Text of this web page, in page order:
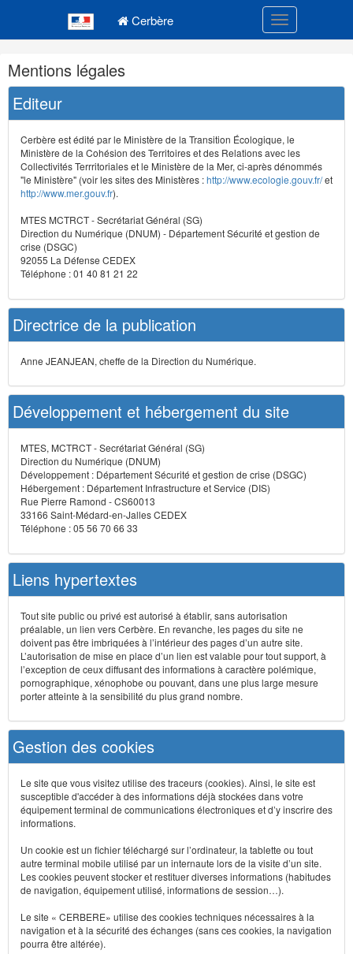
Cerbère Toggle
Navigation
et
outils
annexes
Mentions légales
Editeur
Cerbère est édité par le Ministère de la Transition Écologique, le
Ministère de la Cohésion des Territoires et des Relations avec les
Collectivités Terrritoriales et le Ministère de la Mer, ci-après dénommés
"le Ministère" (voir les sites des Ministères :http://www.ecologie.gouv.fr/et
http://www.mer.gouv.fr).
MTES MCTRCT - Secrétariat Général (SG)
Direction du Numérique (DNUM) - Département Sécurité et gestion de
crise (DSGC)
92055 La Défense CEDEX
Téléphone : 01 40 81 21 22
Directrice de la publication
Anne JEANJEAN, cheffe de la Direction du Numérique.
Développement et hébergement du site
MTES, MCTRCT - Secrétariat Général (SG)
Direction du Numérique (DNUM)
Développement : Département Sécurité et gestion de crise (DSGC)
Hébergement : Département Infrastructure et Service (DIS)
Rue Pierre Ramond - CS60013
33166 Saint-Médard-en-Jalles CEDEX
Téléphone : 05 56 70 66 33
Liens hypertextes
Tout site public ou privé est autorisé à établir, sans autorisation
préalable, un lien vers Cerbère. En revanche, les pages du site ne
doivent pas être imbriquées à l’intérieur des pages d’un autre site.
L’autorisation de mise en place d’un lien est valable pour tout support, à
l’exception de ceux diffusant des informations à caractère polémique,
pornographique, xénophobe ou pouvant, dans une plus large mesure
porter atteinte à la sensibilité du plus grand nombre.
Gestion des cookies
Le site que vous visitez utilise des traceurs (cookies). Ainsi, le site est
susceptible d'accéder à des informations déjà stockées dans votre
équipement terminal de communications électroniques et d’y inscrire des
informations.
Un cookie est un fichier téléchargé sur l’ordinateur, la tablette ou tout
autre terminal mobile utilisé par un internaute lors de la visite d’un site.
Les cookies peuvent stocker et restituer diverses informations (habitudes
de navigation, équipement utilisé, informations de session…).
Le site « CERBERE» utilise des cookies techniques nécessaires à la
navigation et à la sécurité des échanges (sans ces cookies, la navigation
pourra être altérée).